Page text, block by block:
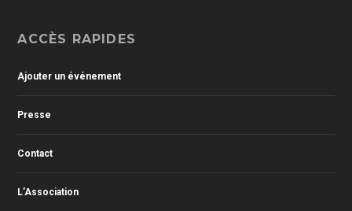
ACCÈS RAPIDES
Ajouter un événement
Presse
Contact
L’Association